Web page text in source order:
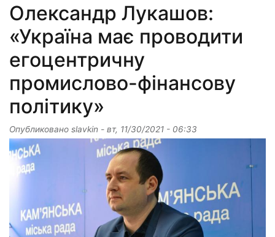
Олександр Лукашов:
«Україна має проводити
егоцентричну
промислово-фінансову
політику»
Опубликовано slavkin - вт, 11/30/2021 - 06:33